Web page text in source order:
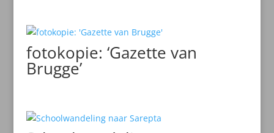
fotokopie: ‘Gazette van
Brugge’